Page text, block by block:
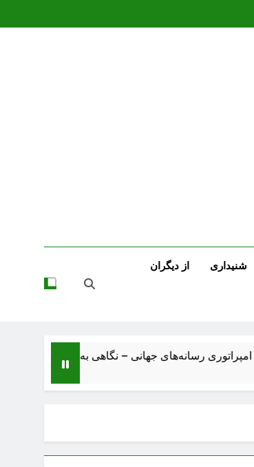
شنیداری از دیگران
رسانه‌های جهانی – نگاهی به ساختار، اقتصاد، تحولات